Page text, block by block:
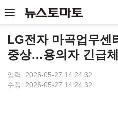
LG전자 마곡업무센
중상…용의자 긴급
입력: 2026-05-27 14:24:32
수정: 2026-05-27 14:24:32